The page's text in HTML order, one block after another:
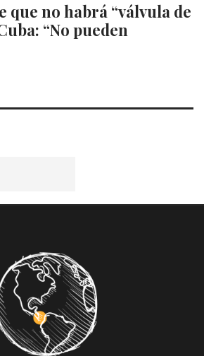
que no habrá “válvula de
“No pueden